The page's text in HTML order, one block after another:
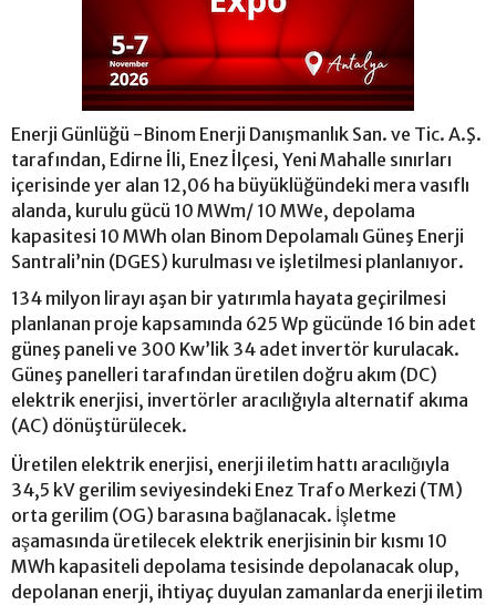
Enerji Günlüğü -Binom Enerji Danışmanlık San. ve Tic. A.Ş.
tarafından, Edirne İli, Enez İlçesi, Yeni Mahalle sınırları
içerisinde yer alan 12,06 ha büyüklüğündeki mera vasıflı
alanda, kurulu gücü 10 MWm/ 10 MWe, depolama
kapasitesi 10 MWh olan Binom Depolamalı Güneş Enerji
Santrali’nin (DGES) kurulması ve işletilmesi planlanıyor.
134 milyon lirayı aşan bir yatırımla hayata geçirilmesi
planlanan proje kapsamında 625 Wp gücünde 16 bin adet
güneş paneli ve 300 Kw’lik 34 adet invertör kurulacak.
Güneş panelleri tarafından üretilen doğru akım (DC)
elektrik enerjisi, invertörler aracılığıyla alternatif akıma
(AC) dönüştürülecek.
Üretilen elektrik enerjisi, enerji iletim hattı aracılığıyla
34,5 kV gerilim seviyesindeki Enez Trafo Merkezi (TM)
orta gerilim (OG) barasına bağlanacak. İşletme
aşamasında üretilecek elektrik enerjisinin bir kısmı 10
MWh kapasiteli depolama tesisinde depolanacak olup,
depolanan enerji, ihtiyaç duyulan zamanlarda enerji iletim